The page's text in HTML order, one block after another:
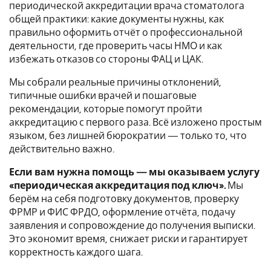
периодической аккредитации врача стоматолога
общей практики: какие документы нужны, как
правильно оформить отчёт о профессиональной
деятельности, где проверить часы НМО и как
избежать отказов со стороны ФАЦ и ЦАК.
Мы собрали реальные причины отклонений,
типичные ошибки врачей и пошаговые
рекомендации, которые помогут пройти
аккредитацию с первого раза. Всё изложено простым
языком, без лишней бюрократии — только то, что
действительно важно.
Если вам нужна помощь — мы оказываем услугу
«периодическая аккредитация под ключ». Мы
берём на себя подготовку документов, проверку
ФРМР и ФИС ФРДО, оформление отчёта, подачу
заявления и сопровождение до получения выписки.
Это экономит время, снижает риски и гарантирует
корректность каждого шага.